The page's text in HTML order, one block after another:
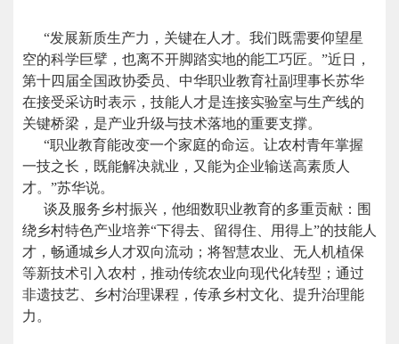
“发展新质生产力，关键在人才。我们既需要仰望星
空的科学巨擘，也离不开脚踏实地的能工巧匠。”近日，
第十四届全国政协委员、中华职业教育社副理事长苏华
在接受采访时表示，技能人才是连接实验室与生产线的
关键桥梁，是产业升级与技术落地的重要支撑。
“职业教育能改变一个家庭的命运。让农村青年掌握
一技之长，既能解决就业，又能为企业输送高素质人
才。”苏华说。
谈及服务乡村振兴，他细数职业教育的多重贡献：围
绕乡村特色产业培养“下得去、留得住、用得上”的技能人
才，畅通城乡人才双向流动；将智慧农业、无人机植保
等新技术引入农村，推动传统农业向现代化转型；通过
非遗技艺、乡村治理课程，传承乡村文化、提升治理能
力。